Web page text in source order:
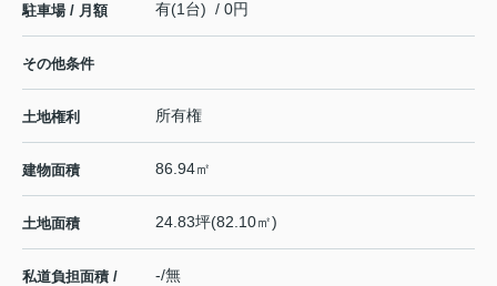
駐車場 / 月額 有(1台) / 0円
その他条件
土地権利 所有権
建物面積 86.94㎡
土地面積 24.83坪(82.10㎡)
私道負担面積 /
-/無